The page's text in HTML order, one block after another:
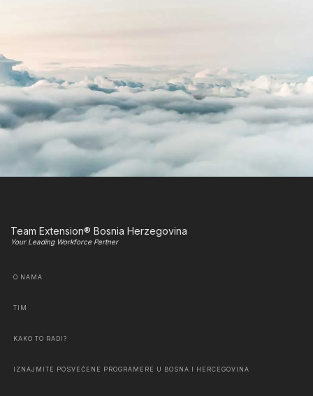
Team Extension® Bosnia Herzegovina
Your Leading Workforce Partner
O NAMA
TIM
KAKO TO RADI?
IZNAJMITE POSVEĆENE PROGRAMERE U BOSNA I HERCEGOVINA